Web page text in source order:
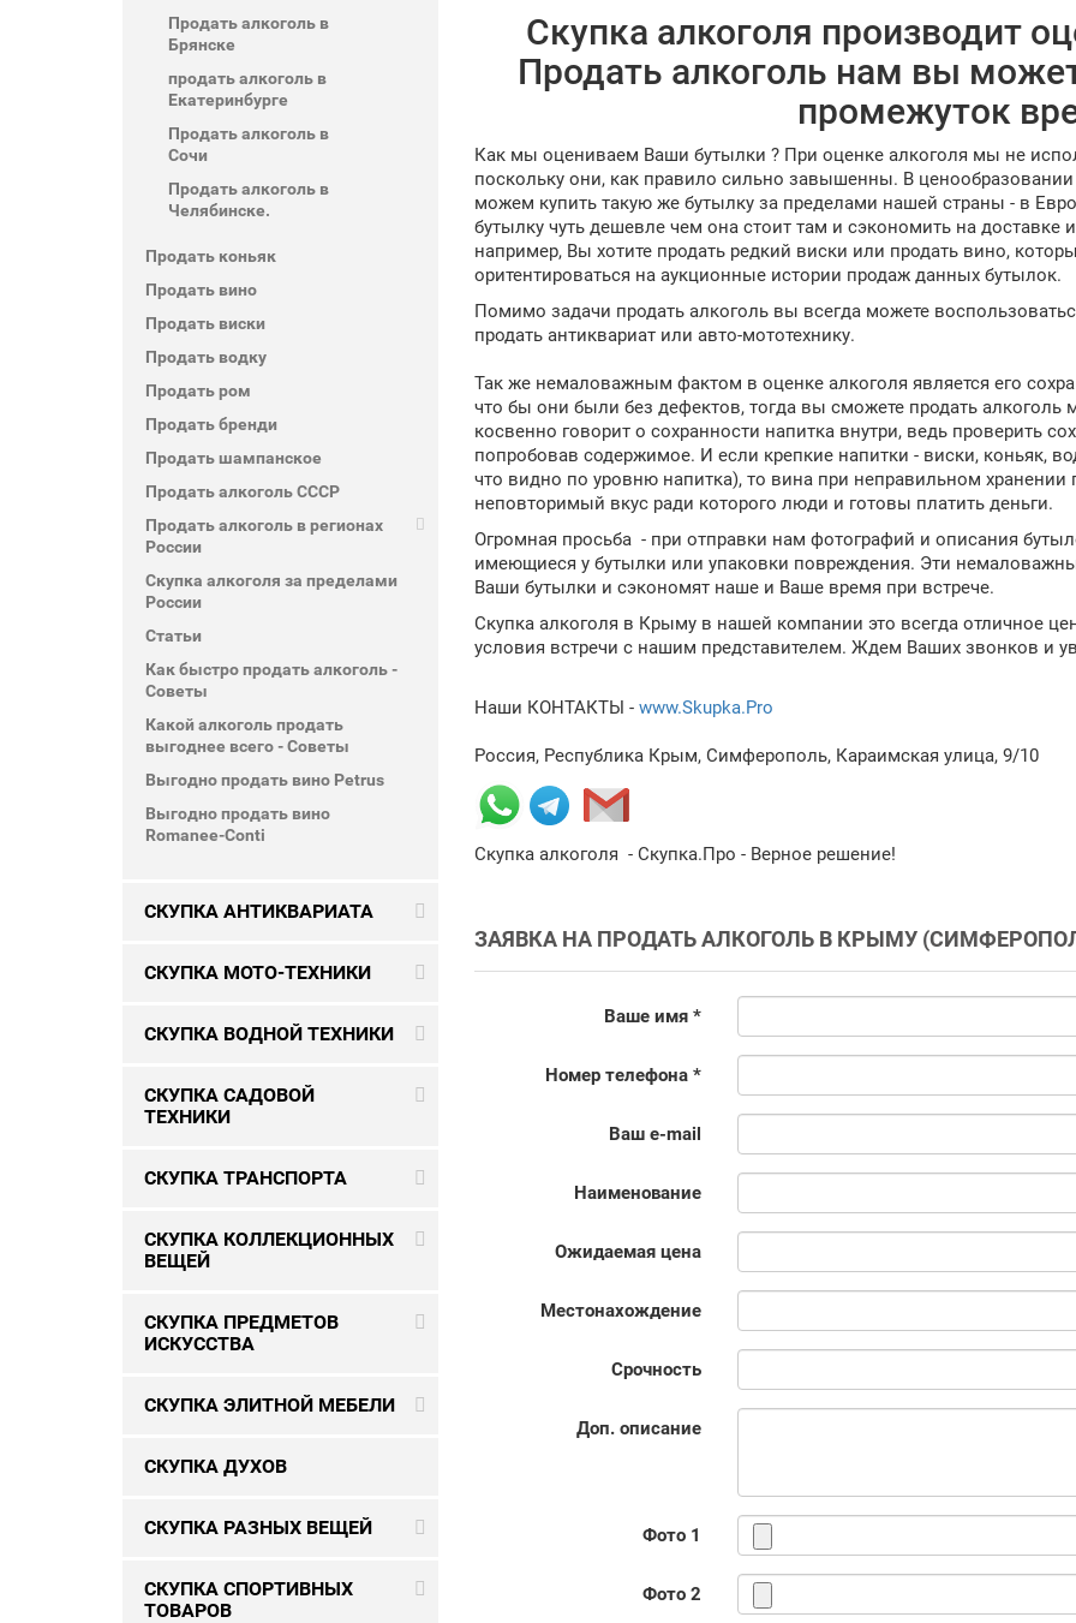
Продать алкоголь в
Брянске
продать алкоголь в
Екатеринбурге
Продать алкоголь в
Сочи
Продать алкоголь в
Челябинске.
Продать коньяк
Продать вино
Продать виски
Продать водку
Продать ром
Продать бренди
Продать шампанское
Продать алкоголь СССР
Продать алкоголь в регионах
России
Скупка алкоголя за пределами
России
Статьи
Как быстро продать алкоголь -
Советы
Какой алкоголь продать
выгоднее всего - Советы
Выгодно продать вино Petrus
Выгодно продать вино
Romanee-Conti
СКУПКА АНТИКВАРИАТА
СКУПКА МОТО-ТЕХНИКИ
СКУПКА ВОДНОЙ ТЕХНИКИ
СКУПКА САДОВОЙ
ТЕХНИКИ
СКУПКА ТРАНСПОРТА
СКУПКА КОЛЛЕКЦИОННЫХ
ВЕЩЕЙ
СКУПКА ПРЕДМЕТОВ
ИСКУССТВА
СКУПКА ЭЛИТНОЙ МЕБЕЛИ
СКУПКА ДУХОВ
СКУПКА РАЗНЫХ ВЕЩЕЙ
СКУПКА СПОРТИВНЫХ
ТОВАРОВ
Скупка алкоголя производит
Продать алкоголь нам вы
промежуток
Как мы оцениваем Ваши бутылки ? При оценке алкоголя мы не
поскольку они, как правило сильно завышенны. В
можем купить такую же бутылку за пределами нашей страны - в
бутылку чуть дешевле чем она стоит там и сэкономить на доставке
например, Вы хотите продать редкий виски или продать вино,
оритентироваться на аукционные истории продаж данных бутылок.
Помимо задачи продать алкоголь вы всегда можете
продать антиквариат или авто-мототехнику.
Так же немаловажным фактом в оценке алкоголя является его
что бы они были без дефектов, тогда вы сможете продать алкоголь
косвенно говорит о сохранности напитка внутри, ведь проверить
попробовав содержимое. И если крепкие напитки - виски, коньяк,
что видно по уровню напитка), то вина при неправильном хранении
неповторимый вкус ради которого люди и готовы платить деньги.
Огромная просьба - при отправки нам фотографий и описания
имеющиеся у бутылки или упаковки повреждения. Эти
Ваши бутылки и сэкономят наше и Ваше время при встрече.
Скупка алкоголя в Крыму в нашей компании это всегда отличное
условия встречи с нашим представителем. Ждем Ваших звонков и
Наши КОНТАКТЫ - www.Skupka.Pro
Россия, Республика Крым, Симферополь, Караимская улица, 9/10
Скупка алкоголя - Скупка.Про - Верное решение!
ЗАЯВКА НА ПРОДАТЬ АЛКОГОЛЬ В КРЫМУ
Ваше имя *
Номер телефона *
Ваш e-mail
Наименование
Ожидаемая цена
Местонахождение
Срочность
Доп. описание
Фото 1
Фото 2